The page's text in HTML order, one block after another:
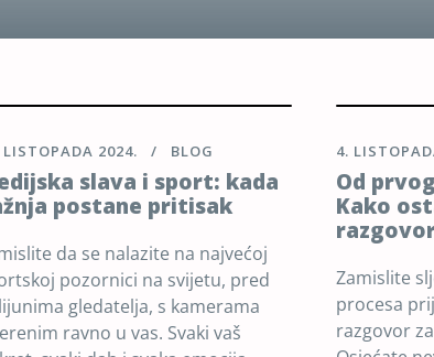
2024. BLOG
slava i sport: kada
postane pritisak
da se nalazite na najvećoj
pozornici na svijetu, pred
gledatelja, s kamerama
ravno u vas. Svaki vaš
4.
Od
Kako
Zamislite
procesa
razgovor